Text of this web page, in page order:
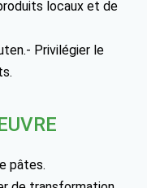
locaux et de
Privilégier le
pâtes.